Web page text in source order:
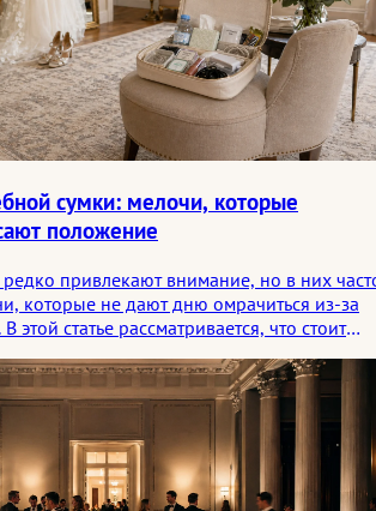
сумки: мелочи, которые
положение
привлекают внимание, но в них
которые не дают дню омрачиться из-за
этой статье рассматривается, что стоит
оказываются наиболее важными лишь